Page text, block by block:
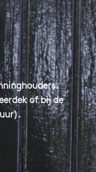
of bij de